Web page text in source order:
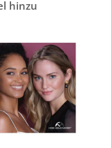
hinzu